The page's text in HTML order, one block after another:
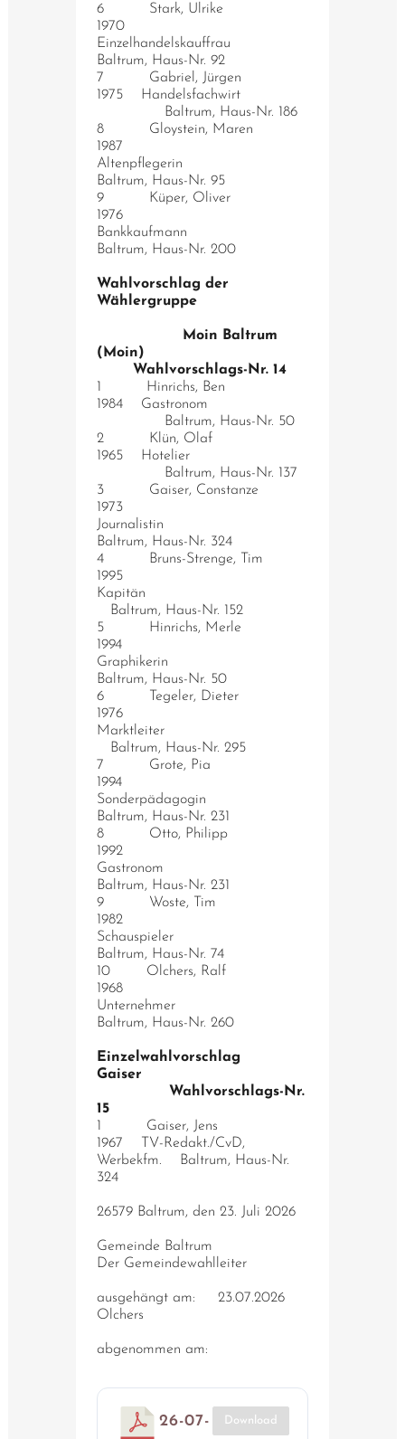
6 Stark, Ulrike
1970
Einzelhandelskauffrau
Baltrum, Haus-Nr. 92
7 Gabriel, Jürgen
1975 Handelsfachwirt
Baltrum, Haus-Nr. 186
8 Gloystein, Maren
1987
Altenpflegerin
Baltrum, Haus-Nr. 95
9 Küper, Oliver
1976
Bankkaufmann
Baltrum, Haus-Nr. 200
Wahlvorschlag der
Wählergruppe
Moin Baltrum
(Moin)
Wahlvorschlags-Nr. 14
1 Hinrichs, Ben
1984 Gastronom
Baltrum, Haus-Nr. 50
2 Klün, Olaf
1965 Hotelier
Baltrum, Haus-Nr. 137
3 Gaiser, Constanze
1973
Journalistin
Baltrum, Haus-Nr. 324
4 Bruns-Strenge, Tim
1995
Kapitän
Baltrum, Haus-Nr. 152
5 Hinrichs, Merle
1994
Graphikerin
Baltrum, Haus-Nr. 50
6 Tegeler, Dieter
1976
Marktleiter
Baltrum, Haus-Nr. 295
7 Grote, Pia
1994
Sonderpädagogin
Baltrum, Haus-Nr. 231
8 Otto, Philipp
1992
Gastronom
Baltrum, Haus-Nr. 231
9 Woste, Tim
1982
Schauspieler
Baltrum, Haus-Nr. 74
10 Olchers, Ralf
1968
Unternehmer
Baltrum, Haus-Nr. 260
Einzelwahlvorschlag
Gaiser
Wahlvorschlags-Nr.
15
1 Gaiser, Jens
1967 TV-Redakt./CvD,
Werbekfm. Baltrum, Haus-Nr.
324
26579 Baltrum, den 23. Juli 2026
Gemeinde Baltrum
Der Gemeindewahlleiter
ausgehängt am: 23.07.2026
Olchers
abgenommen am:
26-07-
Download